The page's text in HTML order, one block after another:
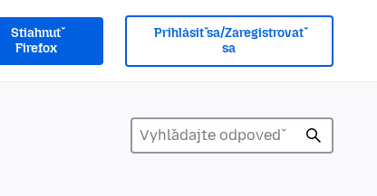
Stiahnuť
Firefox
Prihlásiť sa/Zaregistrovať
sa